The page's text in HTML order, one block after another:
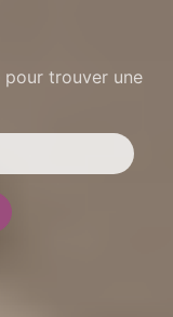
trouver une